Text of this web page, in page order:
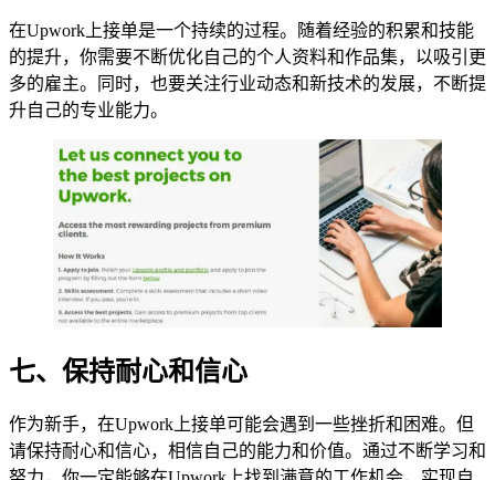
在Upwork上接单是一个持续的过程。随着经验的积累和技能
的提升，你需要不断优化自己的个人资料和作品集，以吸引更
多的雇主。同时，也要关注行业动态和新技术的发展，不断提
升自己的专业能力。
七、保持耐心和信心
作为新手，在Upwork上接单可能会遇到一些挫折和困难。但
请保持耐心和信心，相信自己的能力和价值。通过不断学习和